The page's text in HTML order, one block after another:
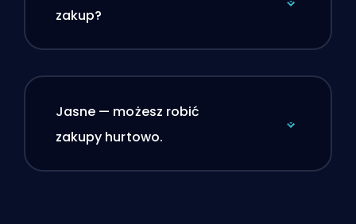
zakup?
Jasne — możesz robić
zakupy hurtowo.